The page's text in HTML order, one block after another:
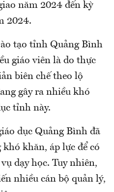
năm 2024 đến kỳ
2024.
tạo tỉnh Quảng Bình
giáo viên là do thực
biên chế theo lộ
gây ra nhiều khó
tỉnh này.
dục Quảng Bình đã
khăn, áp lực để có
dạy học. Tuy nhiên,
nhiều cán bộ quản lý,